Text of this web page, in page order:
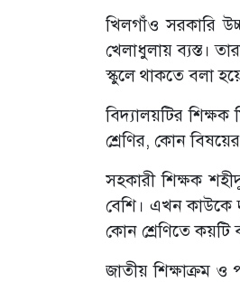
খিলগাঁও সরকারি
খেলাধুলায় ব্যস্ত।
স্কুলে থাকতে বলা
বিদ্যালয়টির
শ্রেণির, কোন
সহকারী শিক্ষক
বেশি। এখন কাউকে
কোন শ্রেণিতে কয়টি
জাতীয় শিক্ষাক্রম ও